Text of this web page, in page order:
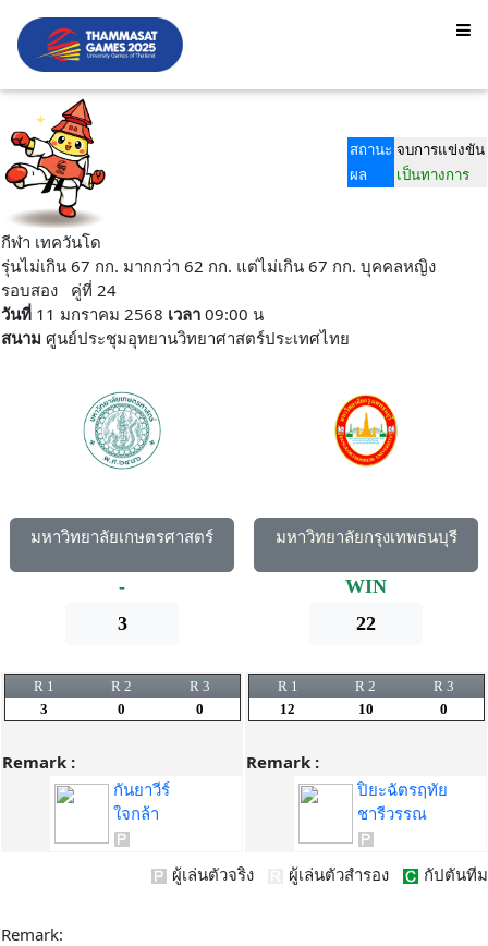
สถานะ จบการแข่งขัน
ผล
เป็นทางการ
กีฬา เทควันโด
รุ่นไม่เกิน 67 กก. มากกว่า 62 กก. แต่ไม่เกิน 67 กก. บุคคลหญิง
รอบสอง คู่ที่ 24
วันที่ 11 มกราคม 2568 เวลา 09:00 น
สนาม ศูนย์ประชุมอุทยานวิทยาศาสตร์ประเทศไทย
มหาวิทยาลัยเกษตรศาสตร์
-
3
R 1 R 2
R 3
3
0 0
Remark :
กันยาวีร์
ใจกล้า
มหาวิทยาลัยกรุงเทพธนบุรี
WIN
22
R 1 R 2
R 3
12
10 0
Remark :
ปิยะฉัตรฤทัย
ชารีวรรณ
ผู้เล่นตัวจริง ผู้เล่นตัวสำรอง กัปตันทีม
Remark: